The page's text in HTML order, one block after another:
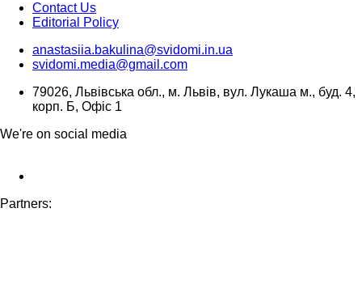
Contact Us
Editorial Policy
anastasiia.bakulina@svidomi.in.ua
svidomi.media@gmail.com
79026, Львівська обл., м. Львів, вул. Лукаша м., буд. 4,
корп. Б, Офіс 1
We're on social media
Partners: